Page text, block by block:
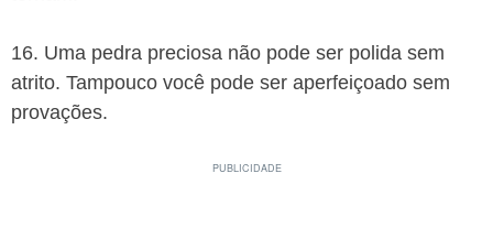
16. Uma pedra preciosa não pode ser polida sem
atrito. Tampouco você pode ser aperfeiçoado sem
provações.